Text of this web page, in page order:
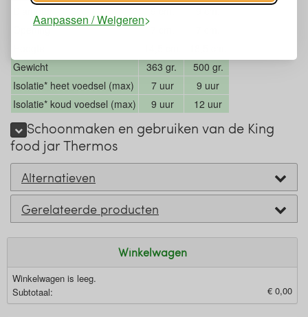
Aanpassen / Weigeren
Opening
Gewicht
363 gr.
500 gr.
Isolatie* heet voedsel (max)
7 uur
9 uur
Isolatie* koud voedsel (max)
9 uur 12 uur
Schoonmaken en gebruiken van de King
food jar Thermos
Alternatieven
Gerelateerde producten
Winkelwagen
Winkelwagen is leeg.
Subtotaal:
€ 0,00